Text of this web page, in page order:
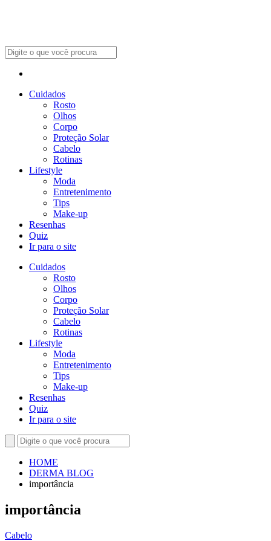
Cuidados
Rosto
Olhos
Corpo
Proteção Solar
Cabelo
Rotinas
Lifestyle
Moda
Entretenimento
Tips
Make-up
Resenhas
Quiz
Ir para o site
Cuidados
Rosto
Olhos
Corpo
Proteção Solar
Cabelo
Rotinas
Lifestyle
Moda
Entretenimento
Tips
Make-up
Resenhas
Quiz
Ir para o site
HOME
DERMA BLOG
importância
importância
Cabelo